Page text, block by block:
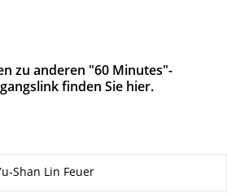
zu anderen "60 Minutes"-
finden Sie hier.
Shan Lin Feuer